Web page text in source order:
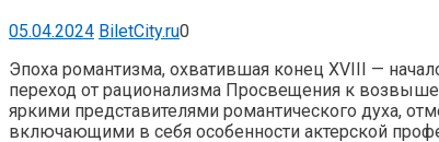
05.04.2024 BiletCity.ru0
Эпоха романтизма, охватившая конец XVIII —
переход от рационализма Просвещения к
яркими представителями романтического духа,
включающими в себя особенности актерской